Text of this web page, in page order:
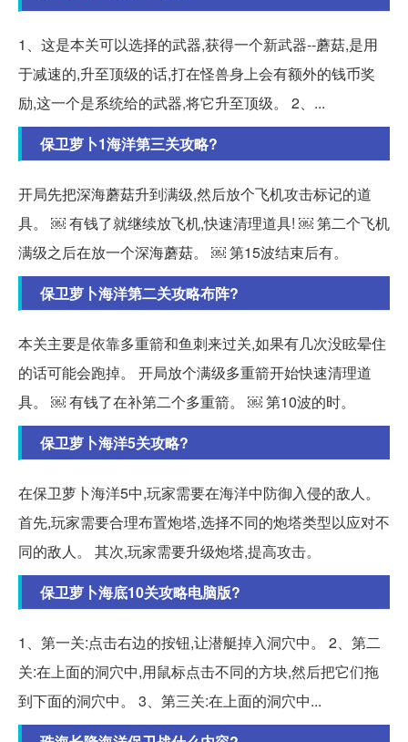
1、这是本关可以选择的武器,获得一个新武器--蘑菇,是用
于减速的,升至顶级的话,打在怪兽身上会有额外的钱币奖
励,这一个是系统给的武器,将它升至顶级。 2、...
保卫萝卜1海洋第三关攻略?
开局先把深海蘑菇升到满级,然后放个飞机攻击标记的道
具。 ￼ 有钱了就继续放飞机,快速清理道具! ￼ 第二个飞机
满级之后在放一个深海蘑菇。 ￼ 第15波结束后有。
保卫萝卜海洋第二关攻略布阵?
本关主要是依靠多重箭和鱼刺来过关,如果有几次没眩晕住
的话可能会跑掉。 开局放个满级多重箭开始快速清理道
具。 ￼ 有钱了在补第二个多重箭。 ￼ 第10波的时。
保卫萝卜海洋5关攻略?
在保卫萝卜海洋5中,玩家需要在海洋中防御入侵的敌人。
首先,玩家需要合理布置炮塔,选择不同的炮塔类型以应对不
同的敌人。 其次,玩家需要升级炮塔,提高攻击。
保卫萝卜海底10关攻略电脑版?
1、第一关:点击右边的按钮,让潜艇掉入洞穴中。 2、第二
关:在上面的洞穴中,用鼠标点击不同的方块,然后把它们拖
到下面的洞穴中。 3、第三关:在上面的洞穴中...